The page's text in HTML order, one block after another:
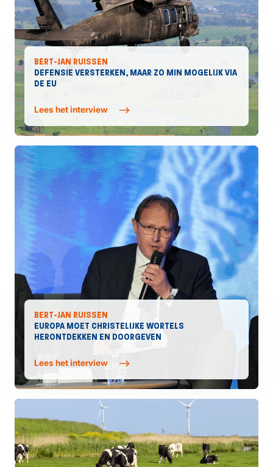
BERT-JAN RUISSEN
DEFENSIE VERSTERKEN, MAAR ZO MIN MOGELIJK VIA
DE EU
Lees het interview
BERT-JAN RUISSEN
EUROPA MOET CHRISTELIJKE WORTELS
HERONTDEKKEN EN DOORGEVEN
Lees het interview